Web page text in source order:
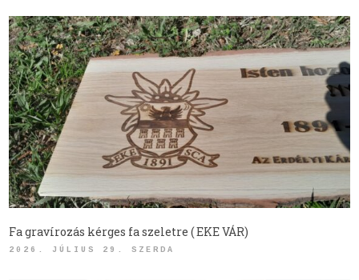
Fa gravírozás kérges fa szeletre ( EKE VÁR)
2026. JÚLIUS 29. SZERDA